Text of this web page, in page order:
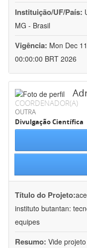
Instituição/UF/País:
MG - Brasil
Vigência: Mon Dec
00:00:00 BRT 2026
COORDENADOR(A)
OUTRA
Divulgação Científica
Título do Projeto:
instituto butantan:
equipes
Resumo: Vide